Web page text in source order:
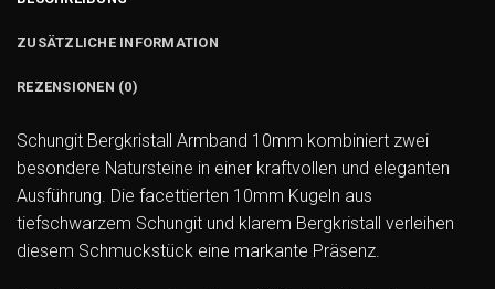
ZUSÄTZLICHE INFORMATION
REZENSIONEN (0)
Schungit Bergkristall Armband 10mm kombiniert zwei
besondere Natursteine in einer kraftvollen und eleganten
Ausführung. Die facettierten 10mm Kugeln aus
tiefschwarzem Schungit und klarem Bergkristall verleihen
diesem Schmuckstück eine markante Präsenz.